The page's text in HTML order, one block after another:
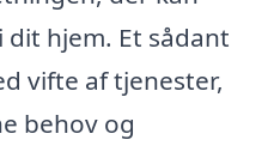
hjem. Et sådant
vifte af tjenester,
behov og